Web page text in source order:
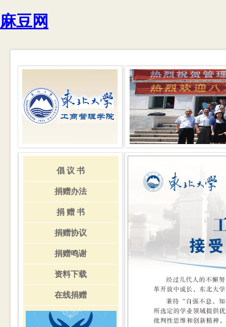
麻豆网
倡 议 书
捐赠办法
捐 赠 书
捐赠协议
捐赠鸣谢
资料下载
在线捐赠